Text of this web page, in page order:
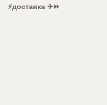
⚡доставка ✈⏩